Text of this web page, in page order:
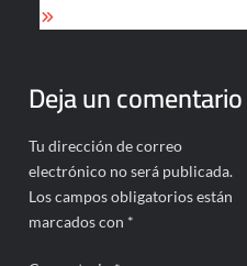
Deja un comentario
Tu dirección de correo
electrónico no será publicada.
Los campos obligatorios están
marcados con *